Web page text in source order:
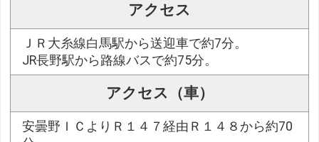
アクセス
ＪＲ大糸線白馬駅から送迎車で約7分。
JR長野駅から路線バスで約75分。
アクセス（車）
安曇野ＩＣよりＲ１４７経由Ｒ１４８から約70